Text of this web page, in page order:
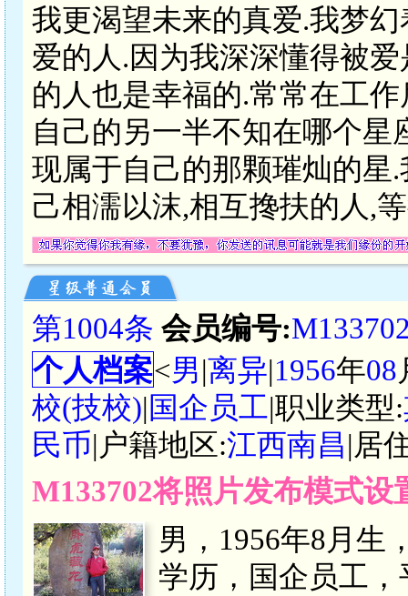
我更渴望未来的真爱.我梦
爱的人.因为我深深懂得被
的人也是幸福的.常常在工
自己的另一半不知在哪个
现属于自己的那颗璀灿的星
己相濡以沫,相互搀扶的人,
第1004条 会员编号:
个人档案<男|离异|1956年08
校(技校)| 国企员工|职业类型:
民币|户籍地区:江西南昌|居
M133702将照片发布模式
男，1956年8月生
学历，国企员工，